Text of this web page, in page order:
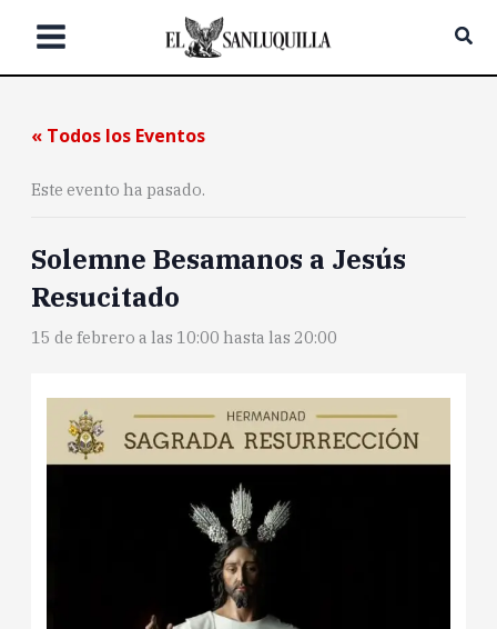
« Todos los Eventos
Este evento ha pasado.
Solemne Besamanos a Jesús
Resucitado
15 de febrero a las 10:00 hasta las 20:00